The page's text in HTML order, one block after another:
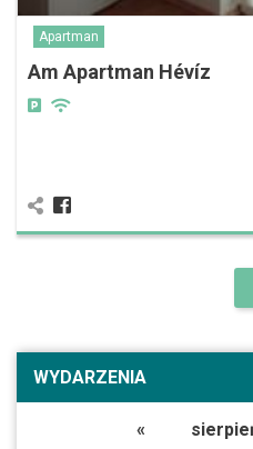
Apartman
Am Apartman Hévíz
WYDARZENIA
«